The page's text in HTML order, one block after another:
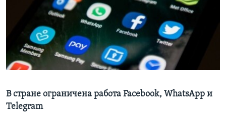
Learning English
СОЦИАЛЬНЫЕ СЕТИ
Языки
В стране ограничена работа Facebook, WhatsApp и
Telegram